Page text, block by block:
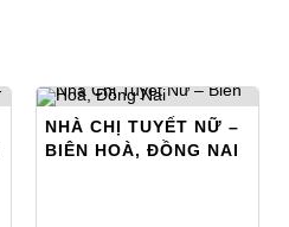
NHÀ CHỊ TUYẾT NỮ –
BIÊN HOÀ, ĐỒNG NAI